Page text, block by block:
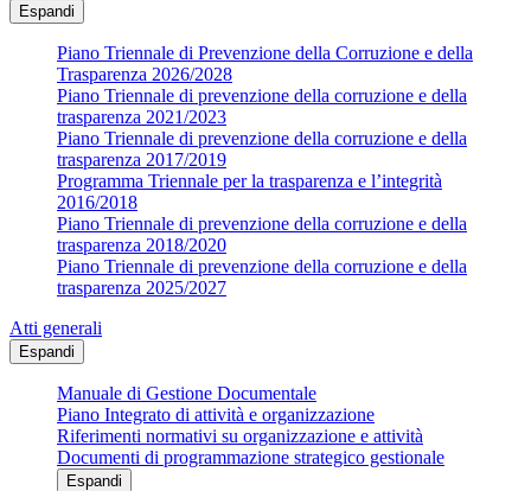
Espandi
Piano Triennale di Prevenzione della Corruzione e della
Trasparenza 2026/2028
Piano Triennale di prevenzione della corruzione e della
trasparenza 2021/2023
Piano Triennale di prevenzione della corruzione e della
trasparenza 2017/2019
Programma Triennale per la trasparenza e l’integrità
2016/2018
Piano Triennale di prevenzione della corruzione e della
trasparenza 2018/2020
Piano Triennale di prevenzione della corruzione e della
trasparenza 2025/2027
Atti generali
Espandi
Manuale di Gestione Documentale
Piano Integrato di attività e organizzazione
Riferimenti normativi su organizzazione e attività
Documenti di programmazione strategico gestionale
Espandi